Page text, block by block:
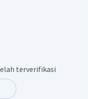
secara spontan.
katode bermuatan
berbeda yang
dalam elektrode
terverifikasi